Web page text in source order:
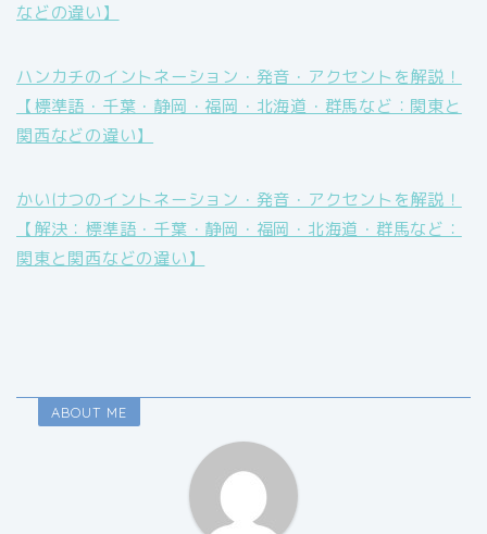
などの違い】
ハンカチのイントネーション・発音・アクセントを解説！
【標準語・千葉・静岡・福岡・北海道・群馬など：関東と
関西などの違い】
かいけつのイントネーション・発音・アクセントを解説！
【解決：標準語・千葉・静岡・福岡・北海道・群馬など：
関東と関西などの違い】
ABOUT ME